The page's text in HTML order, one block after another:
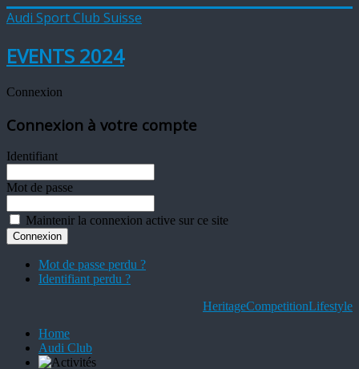
Audi Sport Club Suisse
EVENTS 2024
Connexion
Connexion à votre compte
Identifiant
Mot de passe
Maintenir la connexion active sur ce site
Mot de passe perdu ?
Identifiant perdu ?
HeritageCompetitionLifestyle
Home
Audi Club